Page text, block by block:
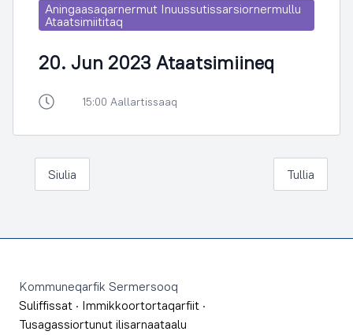
Aningaasaqarnermut Inuussutissarsiornermullu
Ataatsimiititaq
20. Jun 2023 Ataatsimiineq
15:00 Aallartissaaq
Siulia Tullia
Kommuneqarfik Sermersooq
Suliffissat · Immikkoortortaqarfiit ·
Tusagassiortunut ilisarnaataalu